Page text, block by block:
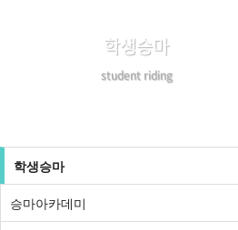
학생승마
student riding
학생승마
승마아카데미